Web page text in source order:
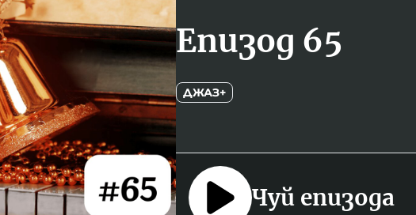
Епизод 65
ДЖАЗ+
Чуй епизода